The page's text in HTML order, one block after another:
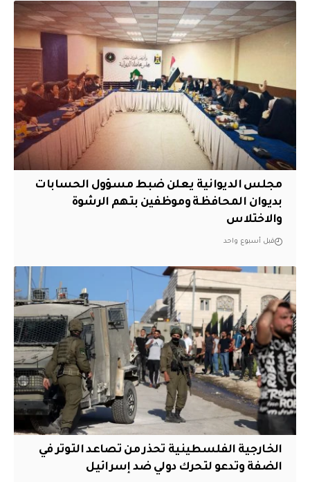
مجلس الديوانية يعلن ضبط مسؤول الحسابات
بديوان المحافظة وموظفين بتهم الرشوة
والاختلاس
قبل أسبوع واحد
الخارجية الفلسطينية تحذر من تصاعد التوتر في
الضفة وتدعو لتحرك دولي ضد إسرائيل